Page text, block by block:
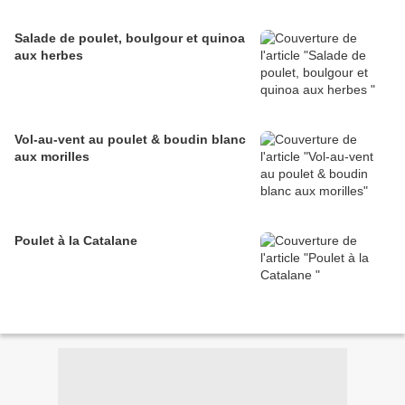
Salade de poulet, boulgour et quinoa
aux herbes
Vol-au-vent au poulet & boudin blanc
aux morilles
Poulet à la Catalane